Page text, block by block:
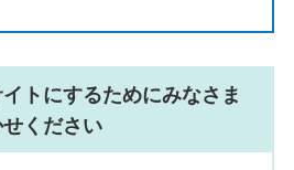
トにするためにみなさま
ください